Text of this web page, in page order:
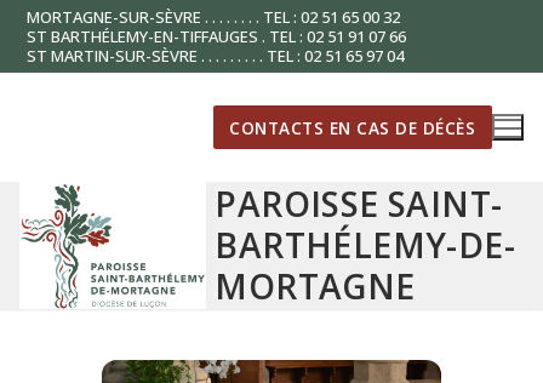
Aller
contenu
MORTAGNE-SUR-SÈVRE . . . . . . . . TEL : 02 51 65 00 32
ST BARTHÉLEMY-EN-TIFFAUGES . TEL : 02 51 91 07 66
ST MARTIN-SUR-SÈVRE . . . . . . . . . TEL : 02 51 65 97 04
CONTACTS EN CAS DE DÉCÈS
PAROISSE SAINT-
BARTHÉLEMY-DE-
MORTAGNE